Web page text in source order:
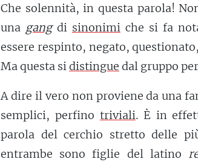
Che solennità, in questa parola!
una gangdi sinonimiche si fa
essere respinto, negato,
Ma questa sidistingue dal gruppo
A dire il vero non proviene da una
semplici, perfino triviali. È in
parola del cerchio stretto delle
entrambe sono figlie del latino